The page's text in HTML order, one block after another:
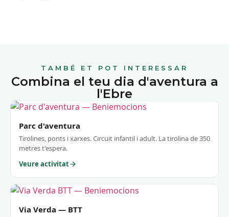
TAMBÉ ET POT INTERESSAR
Combina el teu dia d'aventura a
l'Ebre
Parc d'aventura
Tirolines, ponts i xarxes. Circuit infantil i adult. La tirolina de 350
metres t'espera.
Veure activitat
Via Verda — BTT